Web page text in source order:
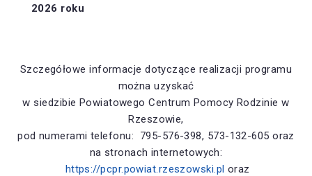
2026 roku
Szczegółowe informacje dotyczące realizacji programu
można uzyskać
w siedzibie Powiatowego Centrum Pomocy Rodzinie w
Rzeszowie,
pod numerami telefonu: 795-576-398, 573-132-605 oraz
na stronach internetowych:
https://pcpr.powiat.rzeszowski.pl oraz